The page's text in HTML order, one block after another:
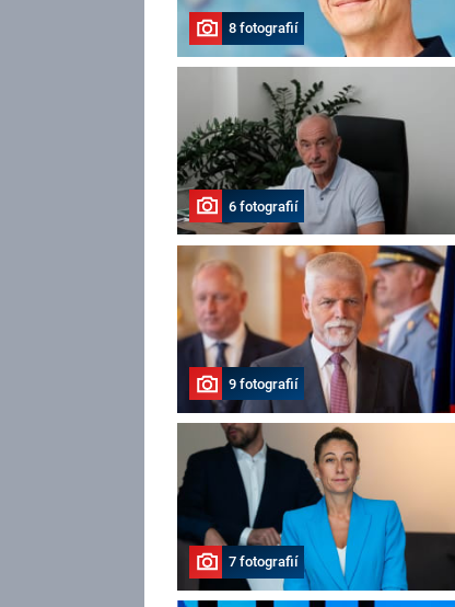
8 fotografií
6 fotografií
9 fotografií
7 fotografií